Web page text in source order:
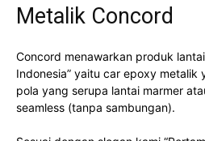
Metalik Concord
Concord menawarkan produk
Indonesia” yaitu car epoxy metalik
pola yang serupa lantai marmer
seamless (tanpa sambungan).